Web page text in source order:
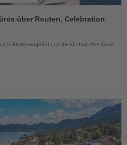
über Routen, Celebration
das Flottenangebot und die künftige Ace Class